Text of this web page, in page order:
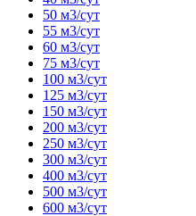
50 м3/сут
55 м3/сут
60 м3/сут
75 м3/сут
100 м3/сут
125 м3/сут
150 м3/сут
200 м3/сут
250 м3/сут
300 м3/сут
400 м3/сут
500 м3/сут
600 м3/сут